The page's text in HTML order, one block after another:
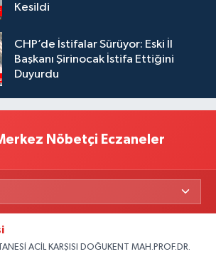
Kesildi
CHP’de İstifalar Sürüyor: Eski İl
Başkanı Şirinocak İstifa Ettiğini
Duyurdu
Nöbetçi Eczaneler
ACİL KARŞISI DOĞUKENT MAH.PROF.DR.